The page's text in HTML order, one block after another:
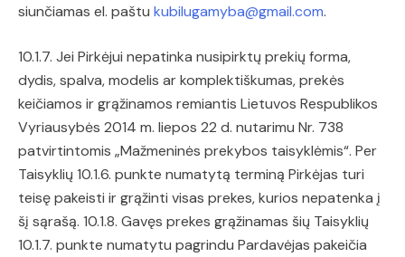
siunčiamas el. paštu kubilugamyba@gmail.com.
10.1.7. Jei Pirkėjui nepatinka nusipirktų prekių forma,
dydis, spalva, modelis ar komplektiškumas, prekės
keičiamos ir grąžinamos remiantis Lietuvos Respublikos
Vyriausybės 2014 m. liepos 22 d. nutarimu Nr. 738
patvirtintomis „Mažmeninės prekybos taisyklėmis“. Per
Taisyklių 10.1.6. punkte numatytą terminą Pirkėjas turi
teisę pakeisti ir grąžinti visas prekes, kurios nepatenka į
šį sąrašą. 10.1.8. Gavęs prekes grąžinamas šių Taisyklių
10.1.7. punkte numatytu pagrindu Pardavėjas pakeičia